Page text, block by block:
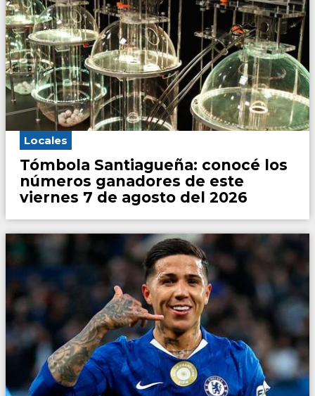
Locales
Tómbola Santiagueña: conocé los
números ganadores de este
viernes 7 de agosto del 2026